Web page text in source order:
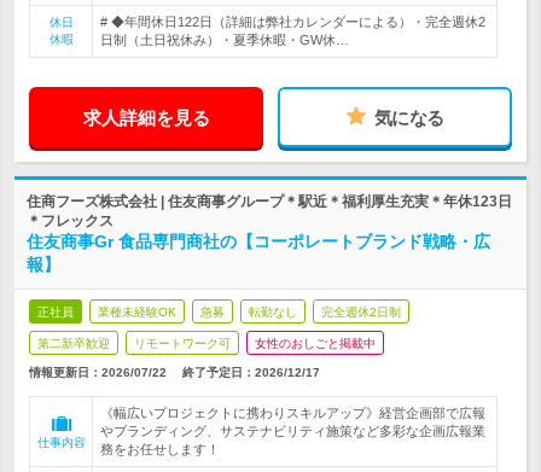
休日
休暇
# ◆年間休日122日（詳細は弊社カレンダーによる）・完全週休2
日制（土日祝休み）・夏季休暇・GW休…
求人詳細を見る 気になる
住商フーズ株式会社 | 住友商事グループ＊駅近＊福利厚生充実＊年休123日
＊フレックス
住友商事Gr 食品専門商社の【コーポレートブランド戦略・広
報】
正社員 業種未経験OK 急募 転勤なし 完全週休2日制
第二新卒歓迎 リモートワーク可 女性のおしごと掲載中
情報更新日：2026/07/22 終了予定日： 2026/12/17
仕事内容
《幅広いプロジェクトに携わりスキルアップ》経営企画部で広報
やブランディング、サステナビリティ施策など多彩な企画広報業
務をお任せします！